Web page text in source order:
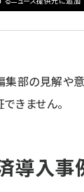
集部の見解や
きません。
導入事